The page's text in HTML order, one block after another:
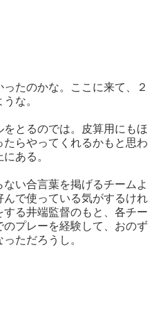
たのかな。ここに来て、２
な。
とるのでは。皮算用にもほ
らやってくれるかもと思わ
ある。
ない合言葉を掲げるチームよ
で使っている気がするけれ
る井端監督のもと、各チー
プレーを経験して、おのず
ただろうし。